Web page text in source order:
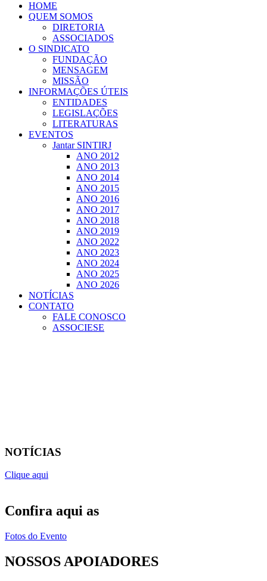
HOME
QUEM SOMOS
DIRETORIA
ASSOCIADOS
O SINDICATO
FUNDAÇÃO
MENSAGEM
MISSÃO
INFORMAÇÕES ÚTEIS
ENTIDADES
LEGISLAÇÕES
LITERATURAS
EVENTOS
Jantar SINTIRJ
ANO 2012
ANO 2013
ANO 2014
ANO 2015
ANO 2016
ANO 2017
ANO 2018
ANO 2019
ANO 2022
ANO 2023
ANO 2024
ANO 2025
ANO 2026
NOTÍCIAS
CONTATO
FALE CONOSCO
ASSOCIESE
NOTÍCIAS
Clique aqui
Confira aqui as
Fotos do Evento
NOSSOS APOIADORES